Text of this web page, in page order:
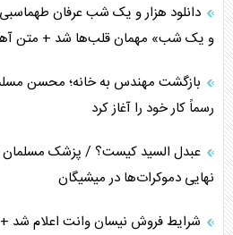
اوکراین بازوی مخرب آمریکا در غرب
اهمیت راهبردی اردن برای آمریکا
پیام، ظرفیت بالفعل‌نشده تجارت ایران
همسویی عربستان با سنتکام علیه
ترامپ و توهم خلع سلاح حماس
دانلود هزار و یک شب عرفان
و یک شب» مهمان قلب‌ها شد + متن
بازگشت مهندس به خانه؛ محسن
رسماً کار خود را آغاز کرد
عبدل السید کیست؟ / پزشک مسلمان و
نهایی دموکرات‌ها در میشیگان
شرایط فروش نیسان وانت اعلام شد +